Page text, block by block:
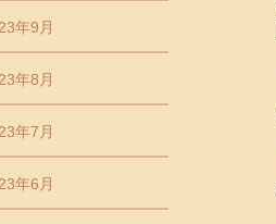
年9月
年8月
年7月
年6月